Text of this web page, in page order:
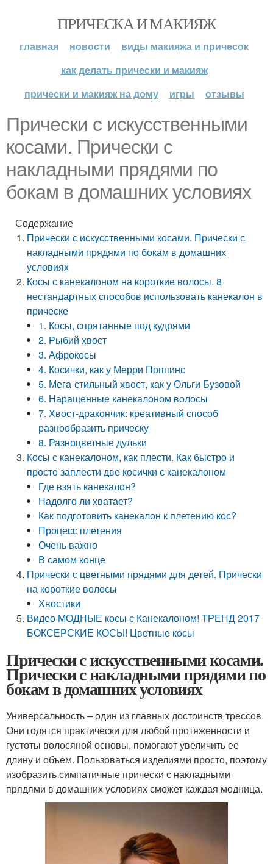
ПРИЧЕСКА И МАКИЯЖ
главная новости
виды макияжа и причесок
как делать прически и макияж
прически и макияж на дому
игры отзывы
Прически с искусственными
косами. Прически с
накладными прядями по
бокам в домашних условиях
Содержание
Прически с искусственными косами. Прически с
накладными прядями по бокам в домашних
условиях
Косы с канекалоном на короткие волосы. 8
нестандартных способов использовать канекалон в
прическе
1. Косы, спрятанные под кудрями
2. Рыбий хвост
3. Афрокосы
4. Косички, как у Мерри Поппинс
5. Мега-стильный хвост, как у Ольги Бузовой
6. Наращенные канекалоном волосы
7. Хвост-дракончик: креативный способ
разнообразить прическу
8. Разноцветные дульки
Косы с канекалоном, как плести. Как быстро и
просто заплести две косички с канекалоном
Где взять канекалон?
Надолго ли хватает?
Как подготовить канекалон к плетению кос?
Процесс плетения
Очень важно
В самом конце
Прически с цветными прядями для детей. Прически
на короткие волосы
Хвостики
Видео МОДНЫЕ косы с Канекалоном! ТРЕНД 2017
БОКСЕРСКИЕ КОСЫ! Цветные косы
Прически с искусственными косами.
Прически с накладными прядями по
бокам в домашних условиях
Универсальность – один из главных достоинств трессов.
Они годятся практически для любой протяженности и
густоты волосяной основы, помогают увеличить ее
длину и объем. Пользоваться изделиями просто, поэтому
изобразить симпатичные прически с накладными
прядями в домашних условиях сможет каждая модница.